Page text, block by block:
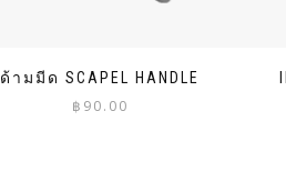
ด้ามมีด SCAPEL HANDLE
฿ 90.00